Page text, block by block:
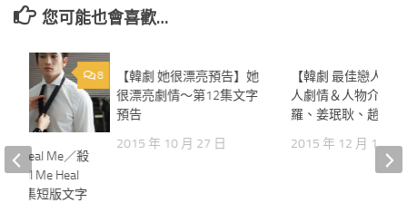
您可能也會喜歡…
【韓劇 她很漂亮預告】她
很漂亮劇情～第12集文字
預告
2015 年 10 月 27 日
【韓劇 最佳戀人】
人劇情＆人物介紹
羅、姜珉耿、趙安
2015 年 12 月 14 日
8
Heal Me／殺
Kill Me Heal
12集短版文字